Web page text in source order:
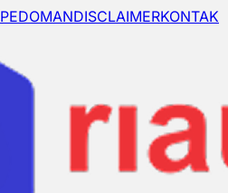
PEDOMANDISCLAIMERKONTAK